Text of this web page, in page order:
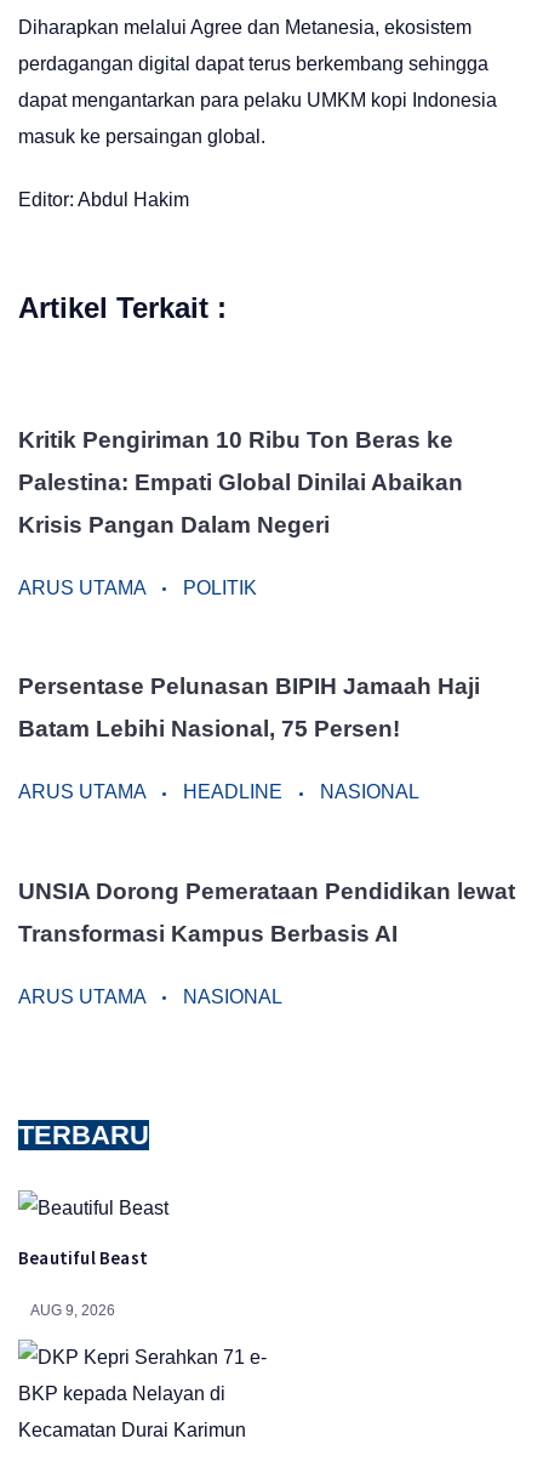
Diharapkan melalui Agree dan Metanesia, ekosistem
perdagangan digital dapat terus berkembang sehingga
dapat mengantarkan para pelaku UMKM kopi Indonesia
masuk ke persaingan global.
Editor: Abdul Hakim
Artikel Terkait :
Kritik Pengiriman 10 Ribu Ton Beras ke
Palestina: Empati Global Dinilai Abaikan
Krisis Pangan Dalam Negeri
ARUS UTAMA POLITIK
Persentase Pelunasan BIPIH Jamaah Haji
Batam Lebihi Nasional, 75 Persen!
ARUS UTAMA HEADLINE NASIONAL
UNSIA Dorong Pemerataan Pendidikan lewat
Transformasi Kampus Berbasis AI
ARUS UTAMA NASIONAL
TERBARU
Beautiful Beast
AUG 9, 2026